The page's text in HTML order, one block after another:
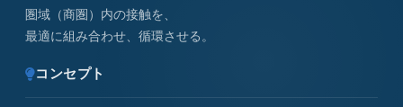
圏域（商圏）内の接触を、
最適に組み合わせ、循環させる。
コンセプト